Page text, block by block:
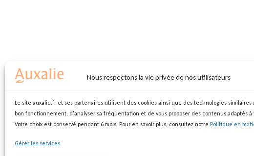
Nous respectons la vie privée de nos utilisateurs
Le site auxalie.fr et ses partenaires utilisent des cookies ainsi que des technologies similaires
bon fonctionnement, d'analyser sa fréquentation et de vous proposer des contenus adaptés à
Votre choix est conservé pendant 6 mois. Pour en savoir plus, consultez notre Politique en
Gérer les services